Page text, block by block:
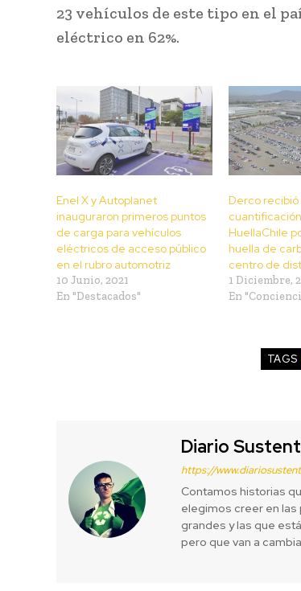
23 vehículos de este tipo en el
eléctrico en 62%.
Enel X y Autoplanet
inauguraron primeros puntos
de carga para vehículos
eléctricos de acceso público
en el rubro automotriz
10 Junio, 2021
En "Destacados"
Derco
HuellaChile
huella de
centro de
1 Diciembre,
En
TAGS
Diario
https://
Contamos historias
elegimos creer en
grandes y las que
pero que van a